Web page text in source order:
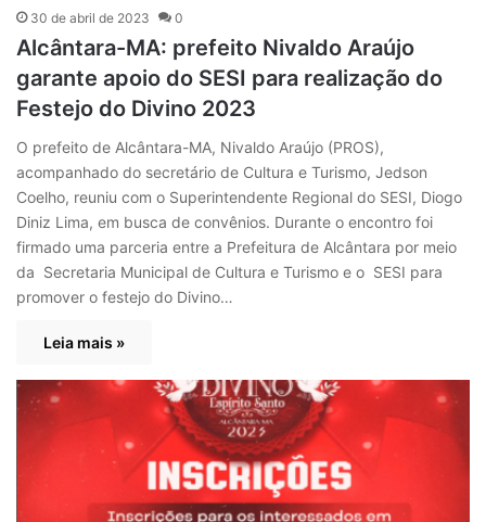
30 de abril de 2023 0
Alcântara-MA: prefeito Nivaldo Araújo
garante apoio do SESI para realização do
Festejo do Divino 2023
O prefeito de Alcântara-MA, Nivaldo Araújo (PROS),
acompanhado do secretário de Cultura e Turismo, Jedson
Coelho, reuniu com o Superintendente Regional do SESI, Diogo
Diniz Lima, em busca de convênios. Durante o encontro foi
firmado uma parceria entre a Prefeitura de Alcântara por meio
da Secretaria Municipal de Cultura e Turismo e o SESI para
promover o festejo do Divino…
Leia mais »